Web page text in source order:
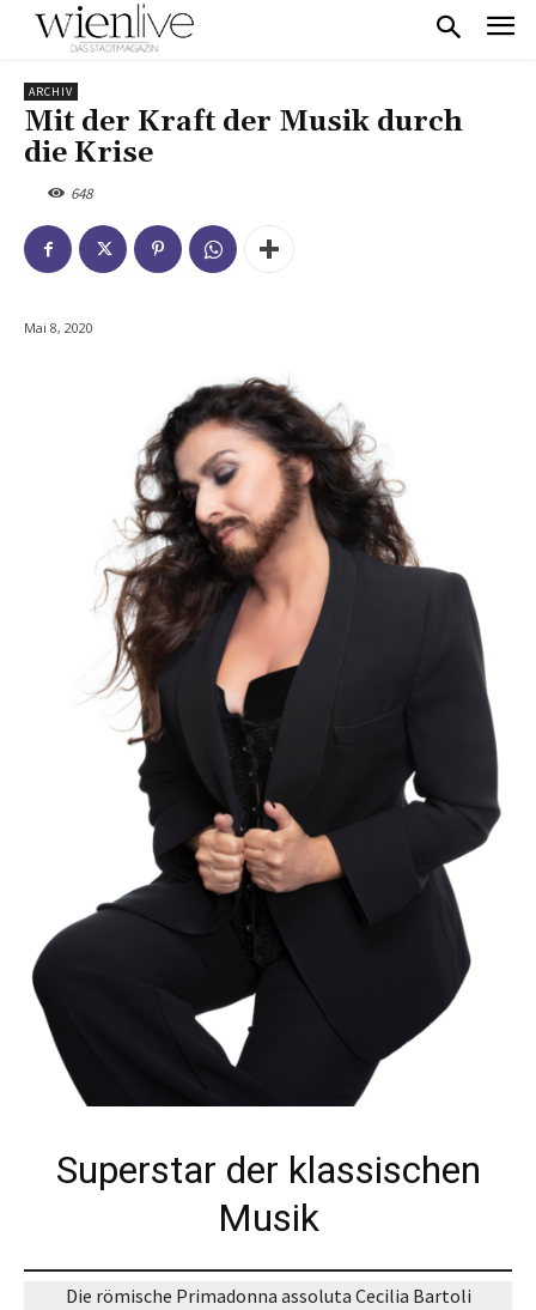
ARCHIV
Mit der Kraft der Musik durch
die Krise
648
Mai 8, 2020
Superstar der klassischen
Musik
Die römische Primadonna assoluta Cecilia Bartoli